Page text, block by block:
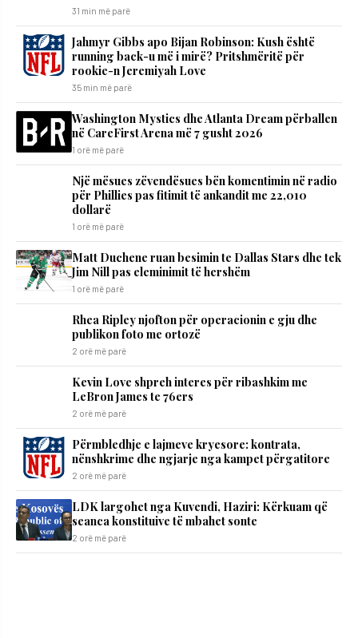
31 min më parë
Jahmyr Gibbs apo Bijan Robinson: Kush është
running back-u më i mirë? Pritshmëritë për
rookie-n Jeremiyah Love
35 min më parë
Washington Mystics dhe Atlanta Dream përballen
në CareFirst Arena më 7 gusht 2026
1 orë më parë
Një mësues zëvendësues bën komentimin në radio
për Phillies pas fitimit të ankandit me 22,010
dollarë
1 orë më parë
Matt Duchene ruan besimin te Dallas Stars dhe tek
Jim Nill pas eleminimit të hershëm
1 orë më parë
Rhea Ripley njofton për operacionin e gju dhe
publikon foto me ortozë
2 orë më parë
Kevin Love shpreh interes për ribashkim me
LeBron James te 76ers
2 orë më parë
Përmbledhje e lajmeve kryesore: kontrata,
nënshkrime dhe ngjarje nga kampet përgatitore
2 orë më parë
LDK largohet nga Kuvendi, Haziri: Kërkuam që
seanca konstituive të mbahet sonte
2 orë më parë